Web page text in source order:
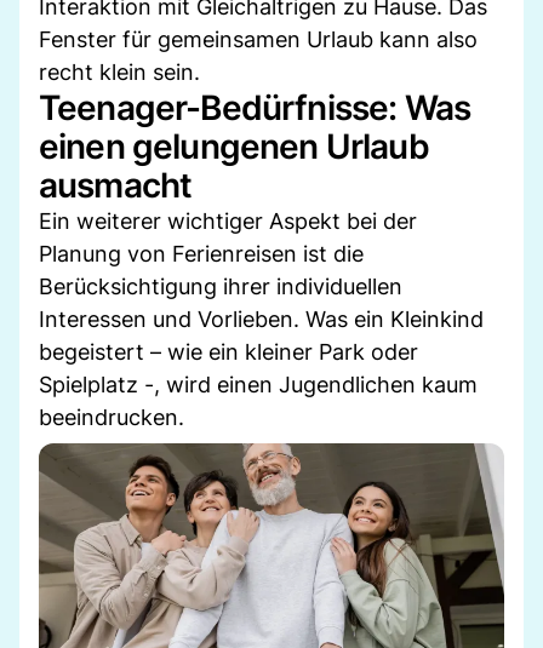
Interaktion mit Gleichaltrigen zu Hause. Das
Fenster für gemeinsamen Urlaub kann also
recht klein sein.
Teenager-Bedürfnisse: Was
einen gelungenen Urlaub
ausmacht
Ein weiterer wichtiger Aspekt bei der
Planung von Ferienreisen ist die
Berücksichtigung ihrer individuellen
Interessen und Vorlieben. Was ein Kleinkind
begeistert – wie ein kleiner Park oder
Spielplatz -, wird einen Jugendlichen kaum
beeindrucken.